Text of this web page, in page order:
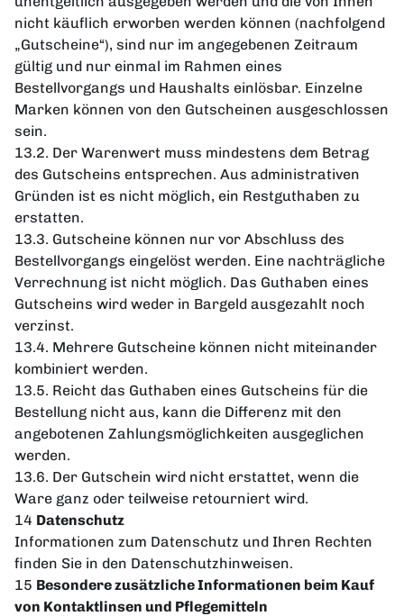
nicht käuflich erworben werden können (nachfolgend
„Gutscheine“), sind nur im angegebenen Zeitraum
gültig und nur einmal im Rahmen eines
Bestellvorgangs und Haushalts einlösbar. Einzelne
Marken können von den Gutscheinen ausgeschlossen
sein.
13.2. Der Warenwert muss mindestens dem Betrag
des Gutscheins entsprechen. Aus administrativen
Gründen ist es nicht möglich, ein Restguthaben zu
erstatten.
13.3. Gutscheine können nur vor Abschluss des
Bestellvorgangs eingelöst werden. Eine nachträgliche
Verrechnung ist nicht möglich. Das Guthaben eines
Gutscheins wird weder in Bargeld ausgezahlt noch
verzinst.
13.4. Mehrere Gutscheine können nicht miteinander
kombiniert werden.
13.5. Reicht das Guthaben eines Gutscheins für die
Bestellung nicht aus, kann die Differenz mit den
angebotenen Zahlungsmöglichkeiten ausgeglichen
werden.
13.6. Der Gutschein wird nicht erstattet, wenn die
Ware ganz oder teilweise retourniert wird.
14 Datenschutz
Informationen zum Datenschutz und Ihren Rechten
finden Sie in den Datenschutzhinweisen.
15 Besondere zusätzliche Informationen beim Kauf
von Kontaktlinsen und Pflegemitteln